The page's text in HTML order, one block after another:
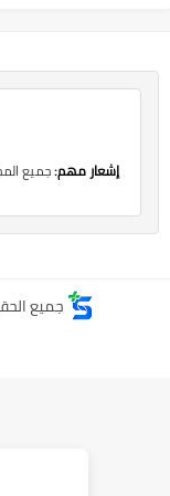
إشعار مهم:جميع
جميع